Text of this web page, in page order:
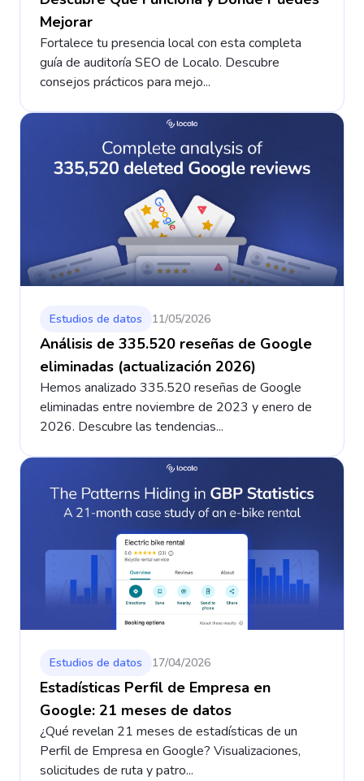
Mejorar
Fortalece tu presencia local con esta completa
guía de auditoría SEO de Localo. Descubre
consejos prácticos para mejo...
Estudios de datos 11/05/2026
Análisis de 335.520 reseñas de Google
eliminadas (actualización 2026)
Hemos analizado 335.520 reseñas de Google
eliminadas entre noviembre de 2023 y enero de
2026. Descubre las tendencias...
Estudios de datos 17/04/2026
Estadísticas Perfil de Empresa en
Google: 21 meses de datos
¿Qué revelan 21 meses de estadísticas de un
Perfil de Empresa en Google? Visualizaciones,
solicitudes de ruta y patro...